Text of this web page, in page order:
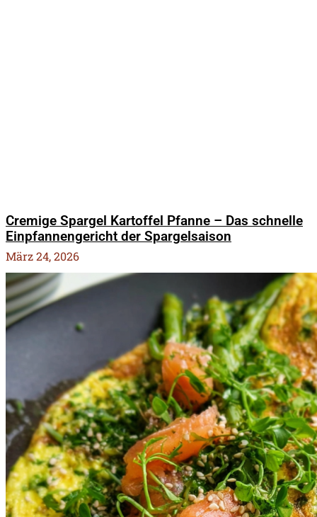
Cremige Spargel Kartoffel Pfanne – Das schnelle
Einpfannengericht der Spargelsaison
März 24, 2026